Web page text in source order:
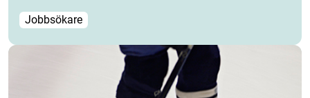
Jobbsökare